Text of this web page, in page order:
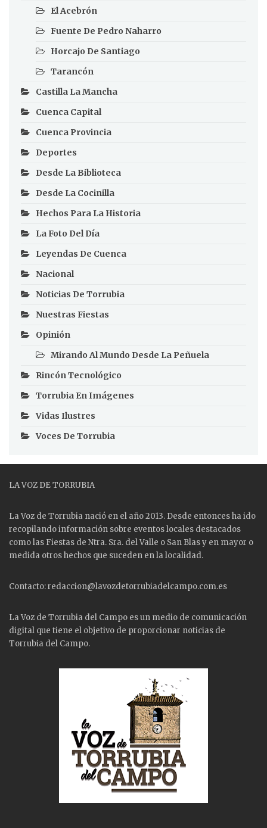
El Acebrón
Fuente De Pedro Naharro
Horcajo De Santiago
Tarancón
Castilla La Mancha
Cuenca Capital
Cuenca Provincia
Deportes
Desde La Biblioteca
Desde La Cocinilla
Hechos Para La Historia
La Foto Del Día
Leyendas De Cuenca
Nacional
Noticias De Torrubia
Nuestras Fiestas
Opinión
Mirando Al Mundo Desde La Peñuela
Rincón Tecnológico
Torrubia En Imágenes
Vidas Ilustres
Voces De Torrubia
LA VOZ DE TORRUBIA
La Voz de Torrubia nació en el año 2013. Desde entonces ha ido
recopilando información sobre eventos locales destacados
como las Fiestas de Ntra. Sra. del Valle o San Blas y en mayor o
medida otros hechos que suceden en la localidad.
Contacto: redaccion@lavozdetorrubiadelcampo.com.es
La Voz de Torrubia del Campo es un medio de comunicación
digital que tiene el objetivo de proporcionar noticias de
Torrubia del Campo.